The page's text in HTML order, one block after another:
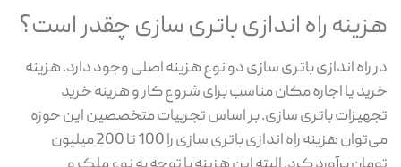
هزینه راه اندازی باتری سازی چقدر است؟
در راه اندازی باتری سازی دو نوع هزینه اصلی وجود دارد. هزینه
خرید یا اجاره مکان مناسب برای شروع کار و هزینه خرید
تجهیزات باتری سازی. بر اساس تجربیات متخصصین این حوزه
می‌توان هزینه راه اندازی باتری سازی را 100 تا 200 میلیون